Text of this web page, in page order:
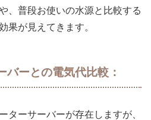
、普段お使いの水源と比較する
果が見えてきます。
バーとの電気代比較：
ターサーバーが存在しますが、